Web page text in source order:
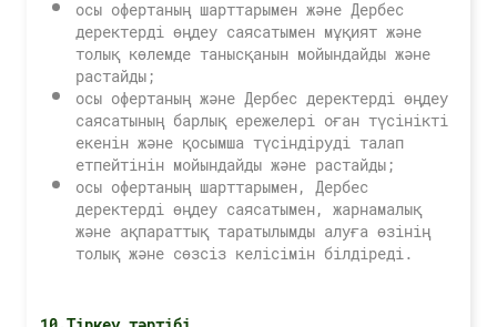
осы офертаның шарттарымен және Дербес
деректерді өңдеу саясатымен мұқият және
толық көлемде танысқанын мойындайды және
растайды;
осы офертаның және Дербес деректерді өңдеу
саясатының барлық ережелері оған түсінікті
екенін және қосымша түсіндіруді талап
етпейтінін мойындайды және растайды;
осы офертаның шарттарымен, Дербес
деректерді өңдеу саясатымен, жарнамалық
және ақпараттық таратылымды алуға өзінің
толық және сөзсіз келісімін білдіреді.